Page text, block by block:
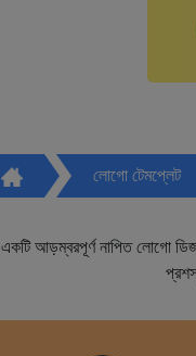
লোগো টেমপ্লেট
একটি আড়ম্বরপূর্ণ নাপিত লোগো